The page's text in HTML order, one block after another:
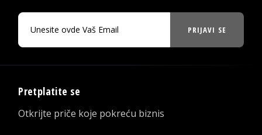
PRIJAVI SE
Pretplatite se
Otkrijte priče koje pokreću biznis